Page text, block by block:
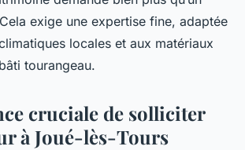
exige une expertise fine, adaptée
locales et aux matériaux
tourangeau.
cruciale de solliciter
à Joué-lès-Tours